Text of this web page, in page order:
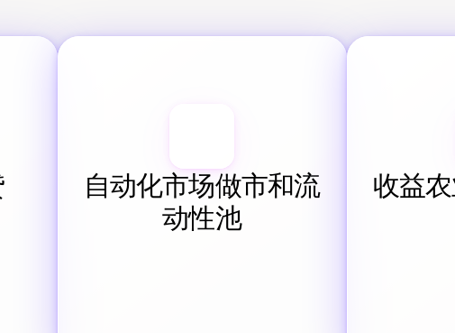
自动化市场做市和流
动性池
收益